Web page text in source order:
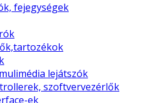
fejegységek
lejátszók
szoftvervezérlők
ek